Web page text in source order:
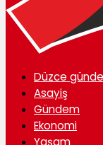
Düzce
Asayiş
Gündem
Ekonomi
Yaşam